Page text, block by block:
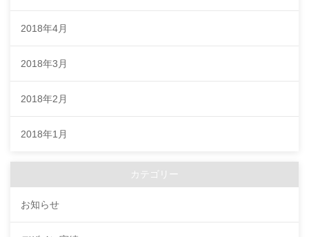
2018年4月
2018年3月
2018年2月
2018年1月
カテゴリー
お知らせ